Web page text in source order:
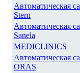
Автоматическая
Stern
Автоматическая
Sanela
MEDICLINICS
Автоматическая
ORAS